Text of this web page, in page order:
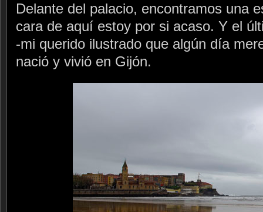
Delante del palacio, encontramos una
cara de aquí estoy por si acaso. Y el
-mi querido ilustrado que algún día
nació y vivió en Gijón.